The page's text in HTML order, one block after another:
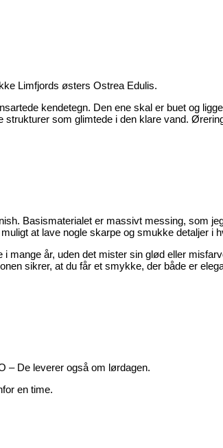
Limfjords østers Ostrea Edulis.
kendetegn. Den ene skal er buet og
som glimtede i den klare vand.
Basismaterialet er massivt messing, som
at lave nogle skarpe og smukke detaljer i
år, uden det mister sin glød eller
sikrer, at du får et smykke, der både er
– De leverer også om lørdagen.
en time.